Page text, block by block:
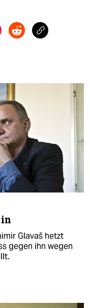
Glavaš hetzt
gegen ihn wegen